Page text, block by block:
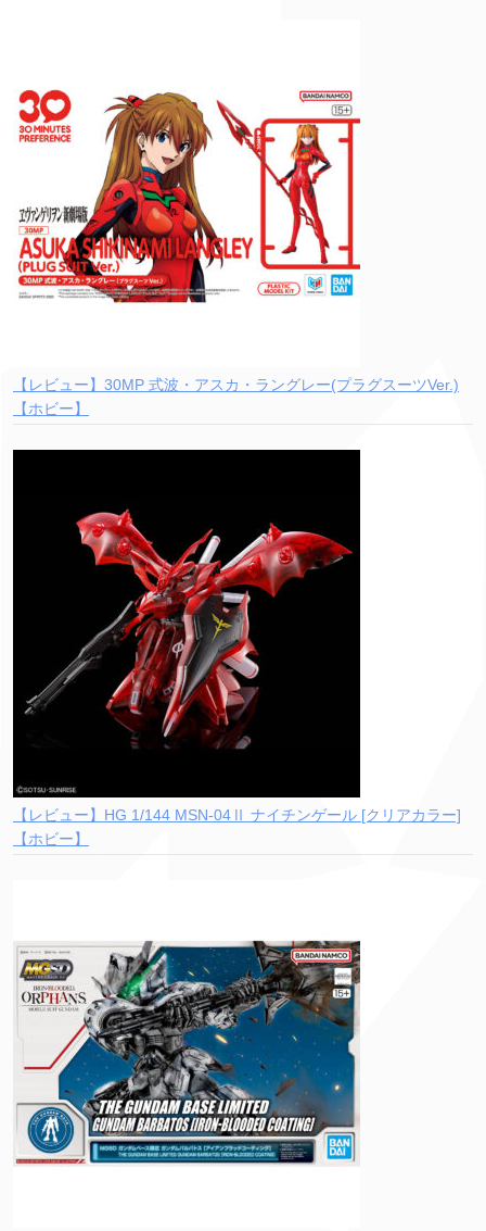
【レビュー】30MP 式波・アスカ・ラングレー(プラグスーツVer.)
【ホビー】
【レビュー】HG 1/144 MSN-04Ⅱ ナイチンゲール [クリアカラー]
【ホビー】